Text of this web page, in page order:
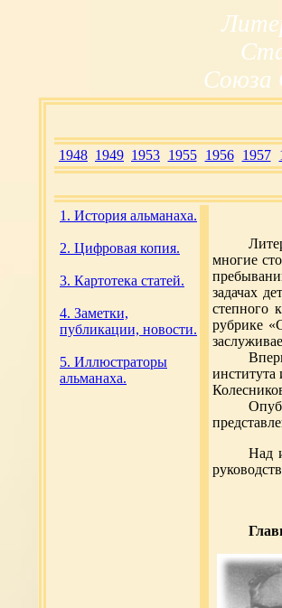
Союза
1948 1949 1953 1955 1956 1957
1. История альманаха.
2. Цифровая копия.
3. Картотека статей.
4. Заметки,
публикации, новости.
5. Иллюстраторы
альманаха.
многие
задачах
степного
рубрике
Над